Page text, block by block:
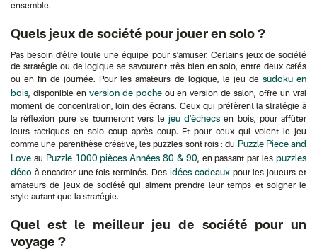
ensemble.
Quels jeux de société pour jouer en solo ?
Pas besoin d’être toute une équipe pour s’amuser. Certains jeux de société
de stratégie ou de logique se savourent très bien en solo, entre deux cafés
ou en fin de journée. Pour les amateurs de logique, le jeu de sudoku en
bois, disponible en version de pocheou en version de salon, offre un vrai
moment de concentration, loin des écrans. Ceux qui préfèrent la stratégie à
la réflexion pure se tourneront vers le jeu d’échecs en bois, pour affûter
leurs tactiques en solo coup après coup. Et pour ceux qui voient le jeu
comme une parenthèse créative, les puzzles sont rois : du Puzzle Piece and
Love au Puzzle 1000 pièces Années 80 & 90, en passant par lespuzzles
déco à encadrer une fois terminés. Des idées cadeauxpour les joueurs et
amateurs de jeux de société qui aiment prendre leur temps et soigner le
style autant que la stratégie.
Quel est le meilleur jeu de société pour un
voyage ?